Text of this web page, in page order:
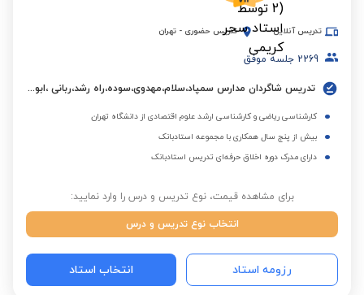
تدریس آنلاین تدریس حضوری - تهران
2269 جلسه موفق
تدریس شاگردان مدارس سمپاد،سلام،مهدوی،سوده،راه رشد،ربانی ،ابوعلی سینا،البرز و مدارس بین المللی.
کارشناسی ریاضی و کارشناسی ارشد علوم اقتصادی از دانشگاه تهران
بیش از پنج سال همکاری با مجموعه استادبانک
دارای مدرک دوره اخلاق حرفه‌ای تدریس استادبانک
برای مشاهده قیمت، نوع تدریس و درس را وارد نمایید:
انتخاب نوع تدریس و درس
رزومه استاد انتخاب استاد